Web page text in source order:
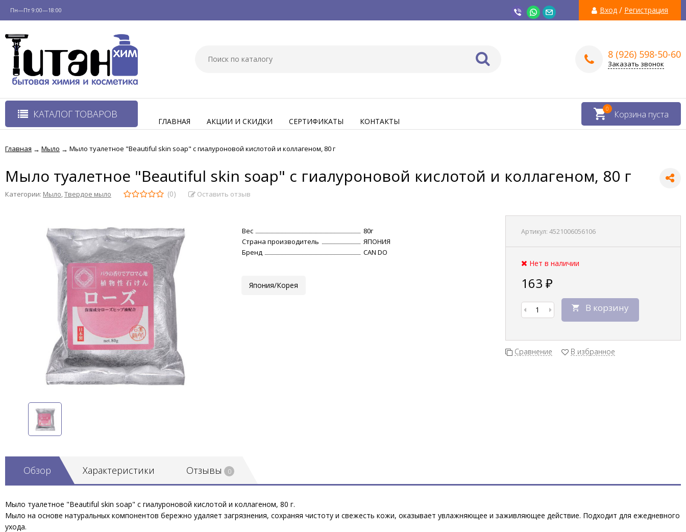
Пн—Пт 9:00—18:00 Вход / Регистрация
8 (926) 598-50-60
Заказать звонок
КАТАЛОГ ТОВАРОВ Корзина пуста
0
ГЛАВНАЯ АКЦИИ И СКИДКИ СЕРТИФИКАТЫ КОНТАКТЫ
Главная → Мыло → Мыло туалетное "Beautiful skin soap" с гиалуроновой кислотой и коллагеном, 80 г
Мыло туалетное "Beautiful skin soap" с гиалуроновой кислотой и коллагеном, 80 г
Категории: Мыло,Твердое мыло (0) Оставить отзыв
Артикул: 4521006056106
Нет в наличии
163 ₽
В корзину
Сравнение В избранное
Вес
80г
Страна производитель
ЯПОНИЯ
Бренд
CAN DO
Япония/Корея
Обзор Характеристики Отзывы 0
Мыло туалетное "Beautiful skin soap" с гиалуроновой кислотой и коллагеном, 80 г.
Мыло на основе натуральных компонентов бережно удаляет загрязнения, сохраняя чистоту и свежесть кожи, оказывает увлажняющее и заживляющее действие. Подходит для ежедневного
ухода.